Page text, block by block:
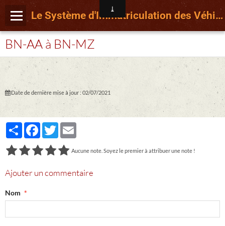
Le Système d'Immatriculation des Véhicules français depuis le 15 Avril 2009
BN-AA à BN-MZ
Date de dernière mise à jour : 02/07/2021
PartagerFacebook
Twitter
Aucune note. Soyez le premier à attribuer une note !
Ajouter un commentaire
Nom